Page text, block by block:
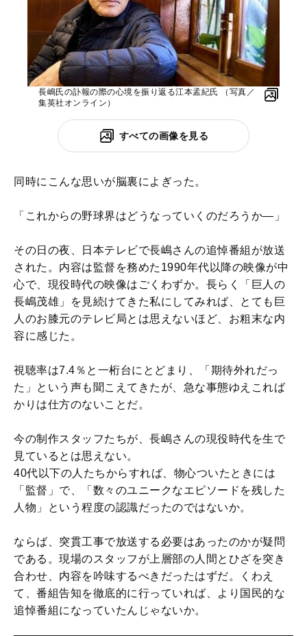
長嶋氏の訃報の際の心境を振り返る江本孟紀氏 （写真／
集英社オンライン）
すべての画像を見る
同時にこんな思いが脳裏によぎった。
「これからの野球界はどうなっていくのだろうか―」
その日の夜、日本テレビで長嶋さんの追悼番組が放送
された。内容は監督を務めた1990年代以降の映像が中
心で、現役時代の映像はごくわずか。長らく「巨人の
長嶋茂雄」を見続けてきた私にしてみれば、とても巨
人のお膝元のテレビ局とは思えないほど、お粗末な内
容に感じた。
視聴率は7.4％と一桁台にとどまり、「期待外れだっ
た」という声も聞こえてきたが、急な事態ゆえこれば
かりは仕方のないことだ。
今の制作スタッフたちが、長嶋さんの現役時代を生で
見ているとは思えない。
40代以下の人たちからすれば、物心ついたときには
「監督」で、「数々のユニークなエピソードを残した
人物」という程度の認識だったのではないか。
ならば、突貫工事で放送する必要はあったのかが疑問
である。現場のスタッフが上層部の人間とひざを突き
合わせ、内容を吟味するべきだったはずだ。くわえ
て、番組告知を徹底的に行っていれば、より国民的な
追悼番組になっていたんじゃないか。